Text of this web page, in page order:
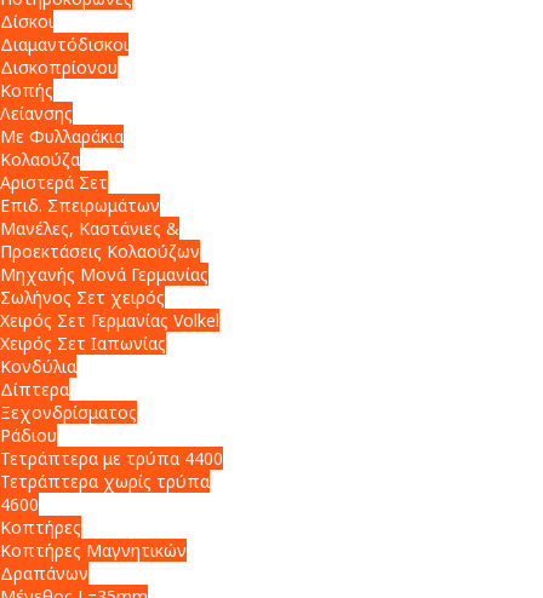
Δίσκοι
Διαμαντόδισκοι
Δισκοπρίονου
Κοπής
Λείανσης
Με Φυλλαράκια
Κολαούζα
Αριστερά Σετ
Επιδ. Σπειρωμάτων
Μανέλες, Καστάνιες &
Προεκτάσεις Κολαούζων
Μηχανής Μονά Γερμανίας
Σωλήνος Σετ χειρός
Χειρός Σετ Γερμανίας Volkel
Χειρός Σετ Ιαπωνίας
Κονδύλια
Δίπτερα
Ξεχονδρίσματος
Ράδιου
Τετράπτερα με τρύπα 4400
Τετράπτερα χωρίς τρύπα
4600
Κοπτήρες
Κοπτήρες Μαγνητικών
Δραπάνων